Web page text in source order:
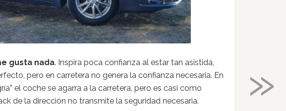
gusta nada. Inspira poca confianza al estar tan asistida,
pero en carretera no genera la confianza necesaria. En
el coche se agarra a la carretera, pero es casi como
de la dirección no transmite la seguridad necesaria.
»